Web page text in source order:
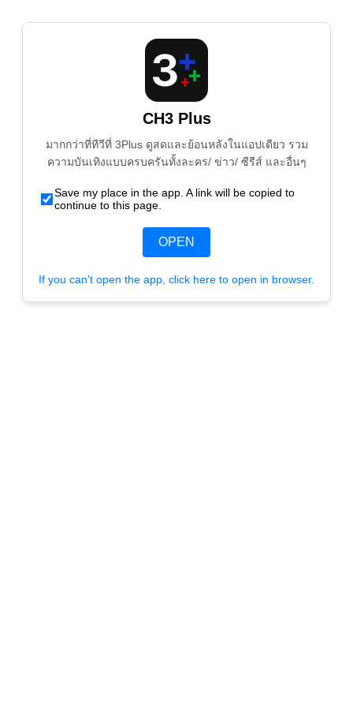
CH3 Plus
มากกว่าที่ทีวีที่ 3Plus ดูสดและย้อนหลังในแอปเดียว รวม
ความบันเทิงแบบครบครันทั้งละคร/ ข่าว/ ซีรีส์ และอื่นๆ
Save my place in the app. A link will be copied to
continue to this page.
OPEN
If you can't open the app, click here to open in browser.